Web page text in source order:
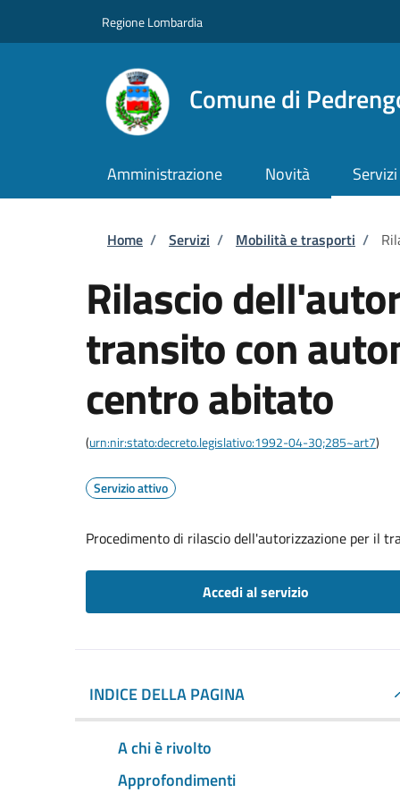
Regione Lombardia
Comune di
Amministrazione Novità Servizi
Briciole di pane
Home / Servizi / Mobilità e trasporti /
Rilascio
transito con
centro abitato
(urn:nir:stato:decreto.legislativo:1992-04-30;285~art7)
Servizio attivo
Procedimento di rilascio dell'autorizzazione per il
Accedi al servizio
INDICE DELLA PAGINA
A chi è rivolto
Approfondimenti